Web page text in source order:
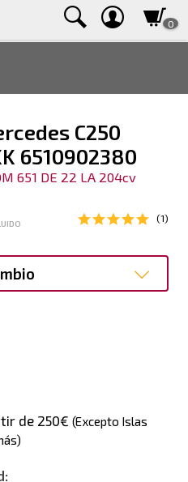
0
C250
6510902380
651 DE 22 LA 204cv
(1)
de 250€ (Excepto Islas